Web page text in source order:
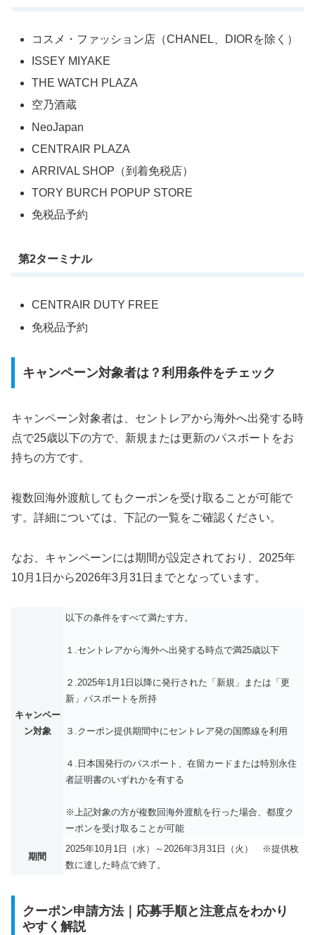
コスメ・ファッション店（CHANEL、DIORを除く）
ISSEY MIYAKE
THE WATCH PLAZA
空乃酒蔵
NeoJapan
CENTRAIR PLAZA
ARRIVAL SHOP（到着免税店）
TORY BURCH POPUP STORE
免税品予約
第2ターミナル
CENTRAIR DUTY FREE
免税品予約
キャンペーン対象者は？利用条件をチェック
キャンペーン対象者は、セントレアから海外へ出発する時
点で25歳以下の方で、新規または更新のパスポートをお
持ちの方です。
複数回海外渡航してもクーポンを受け取ることが可能で
す。詳細については、下記の一覧をご確認ください。
なお、キャンペーンには期間が設定されており、2025年
10月1日から2026年3月31日までとなっています。
キャンペー
ン対象
以下の条件をすべて満たす方。
１.セントレアから海外へ出発する時点で満25歳以下
２.2025年1月1日以降に発行された「新規」または「更
新」パスポートを所持
３.クーポン提供期間中にセントレア発の国際線を利用
４.日本国発行のパスポート、在留カードまたは特別永住
者証明書のいずれかを有する
※上記対象の方が複数回海外渡航を行った場合、都度ク
ーポンを受け取ることが可能
期間
2025年10月1日（水）～2026年3月31日（火） ※提供枚
数に達した時点で終了。
クーポン申請方法｜応募手順と注意点をわかり
やすく解説